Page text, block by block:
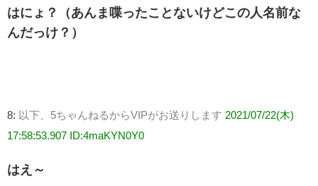
はにょ？（あんま喋ったことないけどこの人名前な
んだっけ？）
8: 以下、5ちゃんねるからVIPがお送りします 2021/07/22(木)
17:58:53.907 ID:4maKYN0Y0
はえ～